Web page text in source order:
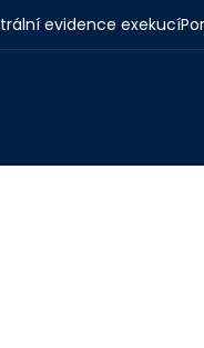
evidence exekucí